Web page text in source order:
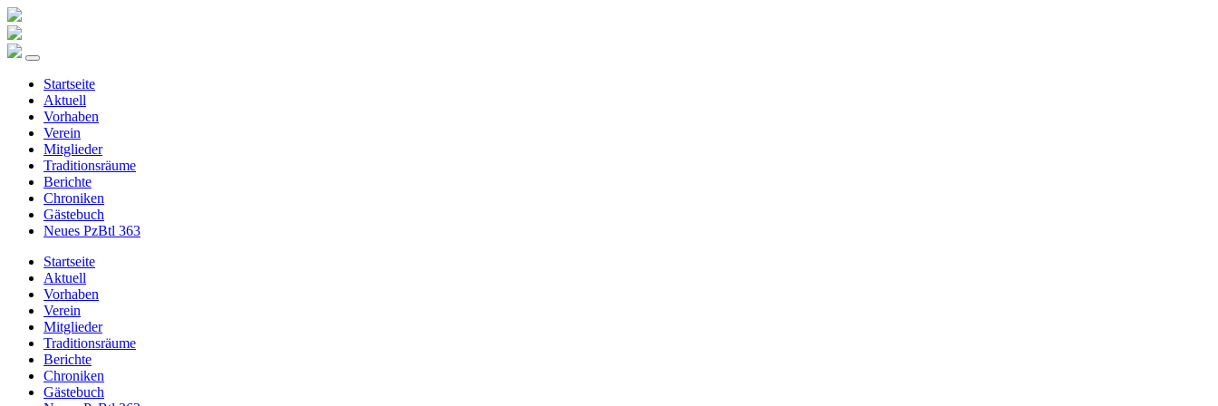
Startseite
Aktuell
Vorhaben
Verein
Mitglieder
Traditionsräume
Berichte
Chroniken
Gästebuch
Neues PzBtl 363
Startseite
Aktuell
Vorhaben
Verein
Mitglieder
Traditionsräume
Berichte
Chroniken
Gästebuch